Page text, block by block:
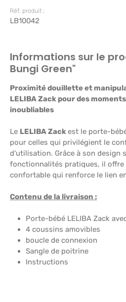
Réf. produit :
LB10042
Informations sur le
Bungi Green"
Proximité douillette et
LELIBA Zack pour des
inoubliables
Le LELIBA Zack est le porte-
pour celles qui privilégient le
d'utilisation. Grâce à son design
fonctionnalités pratiques, il offre
confortable qui renforce le lien
Contenu de la livraison :
Porte-bébé LELIBA Zack
4 coussins amovibles
boucle de connexion
Sangle de poitrine
Instructions